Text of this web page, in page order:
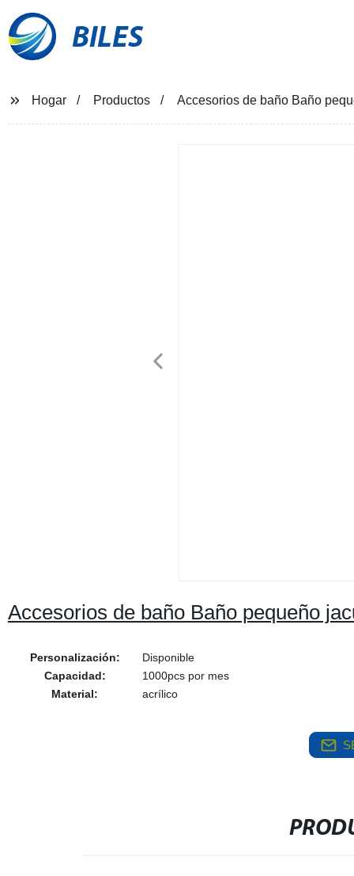
BILES
Hogar Productos Accesorios de baño Baño
Accesorios de baño Baño pequeño
Personalización:
Disponible
Capacidad:
1000pcs por mes
Material:
acrílico